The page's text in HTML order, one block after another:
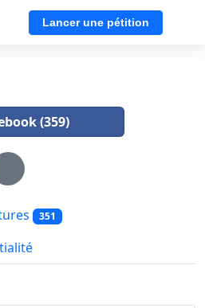
Lancer une pétition
(359)
351